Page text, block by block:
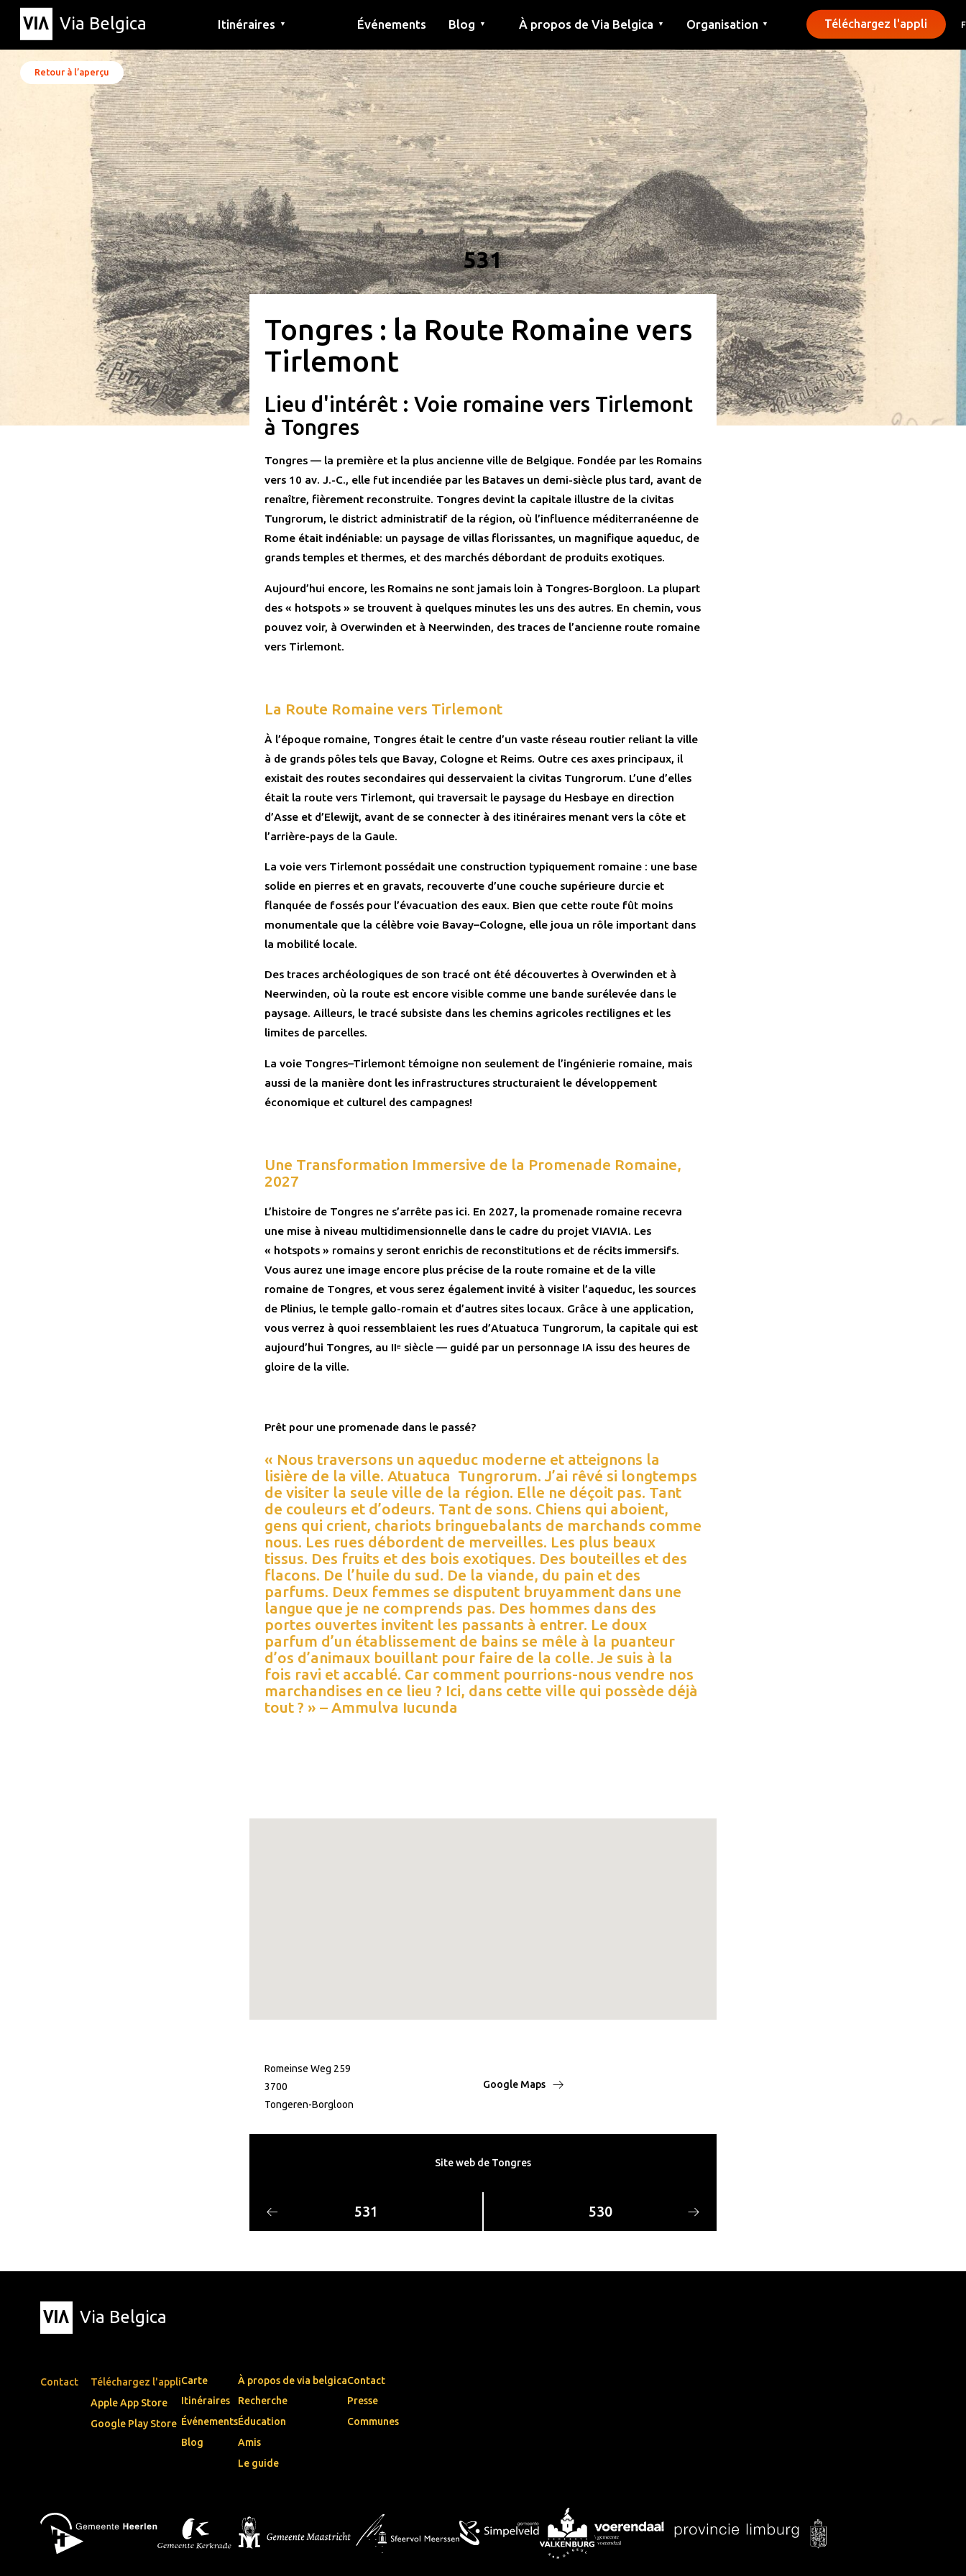
Via Belgica Itinéraires ▼ Événements Blog ▼ À propos de Via Belgica ▼ Organisation ▼ Téléchargez l'appli
Retour à l’aperçu
531
Tongres : la Route Romaine vers
Tirlemont
Lieu d'intérêt : Voie romaine vers Tirlemont
à Tongres
Tongres — la première et la plus ancienne ville de Belgique. Fondée par les Romains
vers 10 av. J.-C., elle fut incendiée par les Bataves un demi-siècle plus tard, avant de
renaître, fièrement reconstruite. Tongres devint la capitale illustre de la civitas
Tungrorum, le district administratif de la région, où l’influence méditerranéenne de
Rome était indéniable: un paysage de villas florissantes, un magnifique aqueduc, de
grands temples et thermes, et des marchés débordant de produits exotiques.
Aujourd’hui encore, les Romains ne sont jamais loin à Tongres-Borgloon. La plupart
des « hotspots » se trouvent à quelques minutes les uns des autres. En chemin, vous
pouvez voir, à Overwinden et à Neerwinden, des traces de l’ancienne route romaine
vers Tirlemont.
La Route Romaine vers Tirlemont
À l’époque romaine, Tongres était le centre d’un vaste réseau routier reliant la ville
à de grands pôles tels que Bavay, Cologne et Reims. Outre ces axes principaux, il
existait des routes secondaires qui desservaient la civitas Tungrorum. L’une d’elles
était la route vers Tirlemont, qui traversait le paysage du Hesbaye en direction
d’Asse et d’Elewijt, avant de se connecter à des itinéraires menant vers la côte et
l’arrière-pays de la Gaule.
La voie vers Tirlemont possédait une construction typiquement romaine : une base
solide en pierres et en gravats, recouverte d’une couche supérieure durcie et
flanquée de fossés pour l’évacuation des eaux. Bien que cette route fût moins
monumentale que la célèbre voie Bavay–Cologne, elle joua un rôle important dans
la mobilité locale.
Des traces archéologiques de son tracé ont été découvertes à Overwinden et à
Neerwinden, où la route est encore visible comme une bande surélevée dans le
paysage. Ailleurs, le tracé subsiste dans les chemins agricoles rectilignes et les
limites de parcelles.
La voie Tongres–Tirlemont témoigne non seulement de l’ingénierie romaine, mais
aussi de la manière dont les infrastructures structuraient le développement
économique et culturel des campagnes!
Une Transformation Immersive de la Promenade Romaine,
2027
L’histoire de Tongres ne s’arrête pas ici. En 2027, la promenade romaine recevra
une mise à niveau multidimensionnelle dans le cadre du projet VIAVIA. Les
« hotspots » romains y seront enrichis de reconstitutions et de récits immersifs.
Vous aurez une image encore plus précise de la route romaine et de la ville
romaine de Tongres, et vous serez également invité à visiter l’aqueduc, les sources
de Plinius, le temple gallo-romain et d’autres sites locaux. Grâce à une application,
vous verrez à quoi ressemblaient les rues d’Atuatuca Tungrorum, la capitale qui est
aujourd’hui Tongres, au IIᵉ siècle — guidé par un personnage IA issu des heures de
gloire de la ville.
Prêt pour une promenade dans le passé?
« Nous traversons un aqueduc moderne et atteignons la
lisière de la ville. Atuatuca Tungrorum. J’ai rêvé si longtemps
de visiter la seule ville de la région. Elle ne déçoit pas. Tant
de couleurs et d’odeurs. Tant de sons. Chiens qui aboient,
gens qui crient, chariots bringuebalants de marchands comme
nous. Les rues débordent de merveilles. Les plus beaux
tissus. Des fruits et des bois exotiques. Des bouteilles et des
flacons. De l’huile du sud. De la viande, du pain et des
parfums. Deux femmes se disputent bruyamment dans une
langue que je ne comprends pas. Des hommes dans des
portes ouvertes invitent les passants à entrer. Le doux
parfum d’un établissement de bains se mêle à la puanteur
d’os d’animaux bouillant pour faire de la colle. Je suis à la
fois ravi et accablé. Car comment pourrions-nous vendre nos
marchandises en ce lieu ? Ici, dans cette ville qui possède déjà
tout ? » – Ammulva Iucunda
Romeinse Weg 259
3700
Tongeren-Borgloon
Google Maps
Site web de Tongres
531 530
Via Belgica
Contact
Téléchargez l'appli
Apple App Store
Google Play Store
Carte
Itinéraires
Événements
Blog
À propos de via belgica
Recherche
Éducation
Amis
Le guide
Contact
Presse
Communes